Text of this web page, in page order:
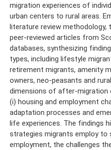
migration experiences of
urban centers to rural areas.
literature review methodology,
peer-reviewed articles from
databases, synthesizing
types, including lifestyle
retirement migrants, amenity
owners, neo-peasants and
dimensions of after-migration
(i) housing and employment
adaptation processes and
life experiences. The findings
strategies migrants employ to
employment, the challenges